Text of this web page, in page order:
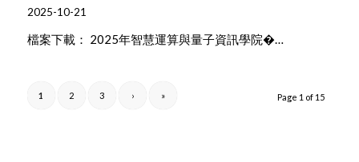
2025-10-21
檔案下載： 2025年智慧運算與量子資訊學院�…
Page 1 of 15
1 2 3 › »